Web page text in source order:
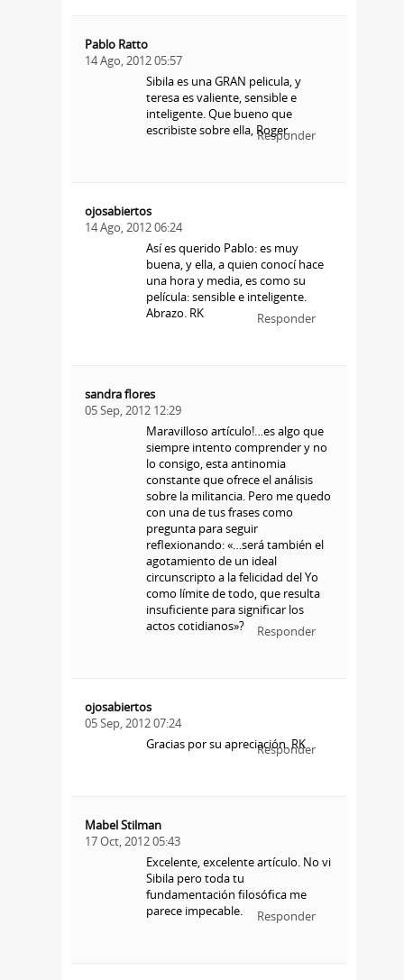
Pablo Ratto
14 Ago, 2012 05:57
Sibila es una GRAN pelicula, y
teresa es valiente, sensible e
inteligente. Que bueno que
escribiste sobre ella, Roger.
Responder
ojosabiertos
14 Ago, 2012 06:24
Así es querido Pablo: es muy
buena, y ella, a quien conocí hace
una hora y media, es como su
película: sensible e inteligente.
Abrazo. RK
Responder
sandra flores
05 Sep, 2012 12:29
Maravilloso artículo!…es algo que
siempre intento comprender y no
lo consigo, esta antinomia
constante que ofrece el análisis
sobre la militancia. Pero me quedo
con una de tus frases como
pregunta para seguir
reflexionando: «…será también el
agotamiento de un ideal
circunscripto a la felicidad del Yo
como límite de todo, que resulta
insuficiente para significar los
actos cotidianos»?
Responder
ojosabiertos
05 Sep, 2012 07:24
Gracias por su apreciación. RK
Responder
Mabel Stilman
17 Oct, 2012 05:43
Excelente, excelente artículo. No vi
Sibila pero toda tu
fundamentación filosófica me
parece impecable.
Responder